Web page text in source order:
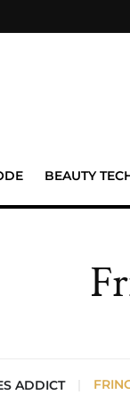
BEAUTY
ADDICT